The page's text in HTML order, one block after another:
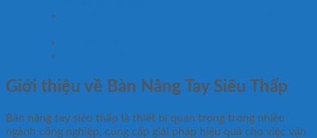
Giới thiệu về Bàn Nâng Tay Siêu Thấp
Bàn nâng tay siêu thấp là thiết bị quan trọng trong nhiều
ngành công nghiệp, cung cấp giải pháp hiệu quả cho việc vận